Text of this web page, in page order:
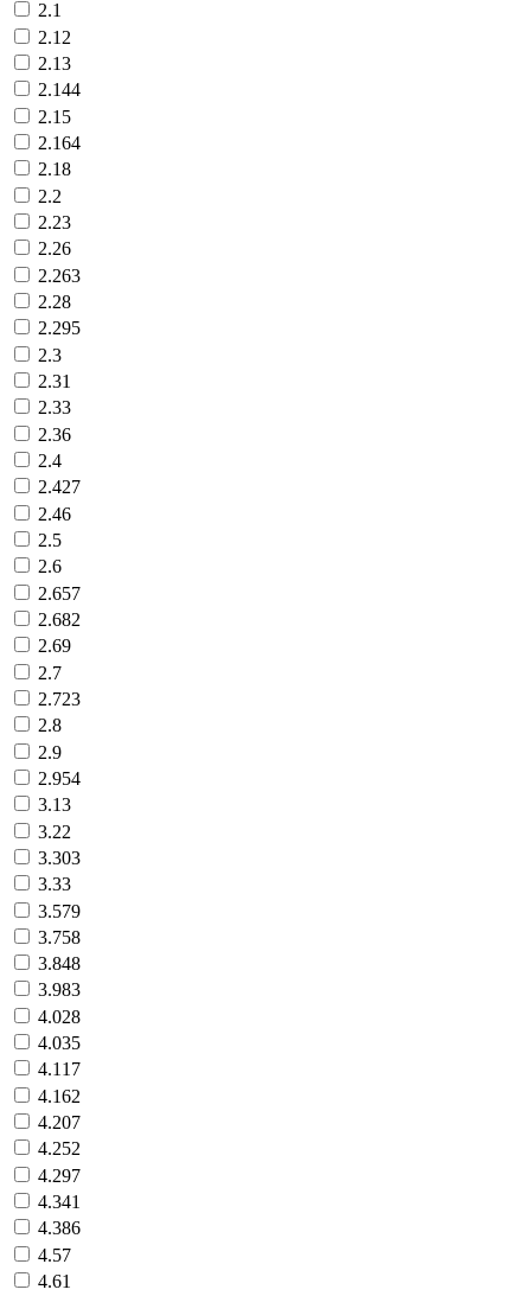
2.1
2.12
2.13
2.144
2.15
2.164
2.18
2.2
2.23
2.26
2.263
2.28
2.295
2.3
2.31
2.33
2.36
2.4
2.427
2.46
2.5
2.6
2.657
2.682
2.69
2.7
2.723
2.8
2.9
2.954
3.13
3.22
3.303
3.33
3.579
3.758
3.848
3.983
4.028
4.035
4.117
4.162
4.207
4.252
4.297
4.341
4.386
4.57
4.61